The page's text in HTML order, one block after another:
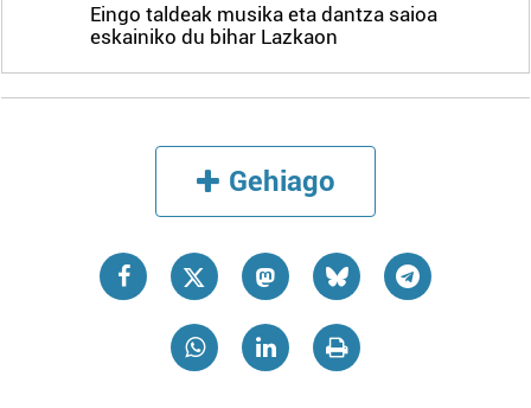
Eingo taldeak musika eta dantza saioa
eskainiko du bihar Lazkaon
Gehiago